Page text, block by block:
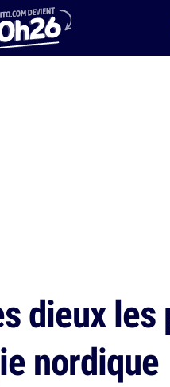
dieux
nordique